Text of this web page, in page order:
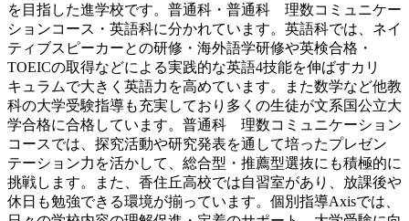
を目指した進学校です。普通科・普通科 理数コミュニケー
ションコース・英語科に分かれています。英語科では、ネイ
ティブスピーカーとの研修・海外語学研修や英検合格・
TOEICの取得などによる実践的な英語4技能を伸ばすカリ
キュラムで大きく英語力を高めています。また数学など他教
科の大学受験指導も充実しており多くの生徒が文系国公立大
学合格に合格しています。普通科 理数コミュニケーション
コースでは、探究活動や研究発表を通して培ったプレゼン
テーション力を活かして、総合型・推薦型選抜にも積極的に
挑戦します。また、香住丘高校では自習室があり、放課後や
休日も勉強できる環境が揃っています。個別指導Axisでは、